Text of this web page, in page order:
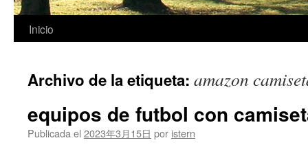
Saltar
contenido
Inicio
Archivo de la etiqueta: amazon
equipos de futbol con
Publicada el 2023年3月15日 por istern